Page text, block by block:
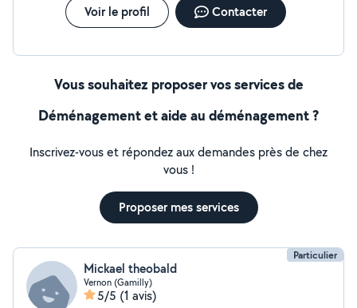
Voir le profil Contacter
Vous souhaitez proposer vos services de
Déménagement et aide au déménagement ?
Inscrivez-vous et répondez aux demandes près de chez
vous !
Proposer mes services
Particulier
Mickael theobald
Vernon (Gamilly)
5/5 (1 avis)